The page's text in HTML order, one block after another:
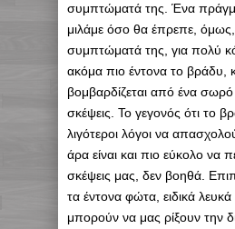
συμπτώματά της. Ένα
μιλάμε όσο θα έπρεπε, όμως,
συμπτώματά της, για πολύ
ακόμα πιο έντονα το βράδυ,
βομβαρδίζεται από ένα σωρό
σκέψεις. Το γεγονός ότι το
λιγότεροι λόγοι να
άρα είναι και πιο εύκολο να
σκέψεις μας, δεν βοηθά.
τα έντονα φώτα, ειδικά λευκά
μπορούν να μας ρίξουν την